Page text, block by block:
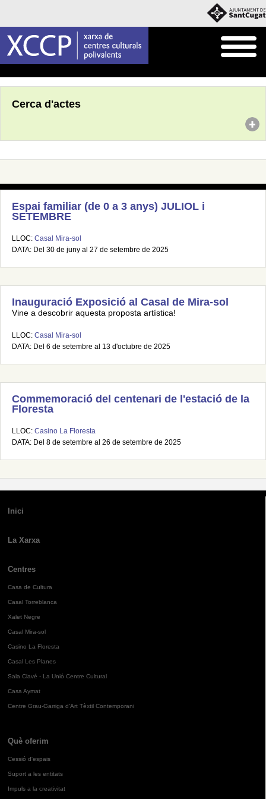
Cerca d'actes
Espai familiar (de 0 a 3 anys) JULIOL i
SETEMBRE
LLOC: Casal Mira-sol
DATA: Del 30 de juny al 27 de setembre de 2025
Inauguració Exposició al Casal de Mira-sol
Vine a descobrir aquesta proposta artística!
LLOC: Casal Mira-sol
DATA: Del 6 de setembre al 13 d'octubre de 2025
Commemoració del centenari de l'estació de la
Floresta
LLOC: Casino La Floresta
DATA: Del 8 de setembre al 26 de setembre de 2025
Inici
La Xarxa
Centres
Casa de Cultura
Casal Torreblanca
Xalet Negre
Casal Mira-sol
Casino La Floresta
Casal Les Planes
Sala Clavé - La Unió Centre Cultural
Casa Aymat
Centre Grau-Garriga d'Art Tèxtil Contemporani
Què oferim
Cessió d'espais
Suport a les entitats
Impuls a la creativitat